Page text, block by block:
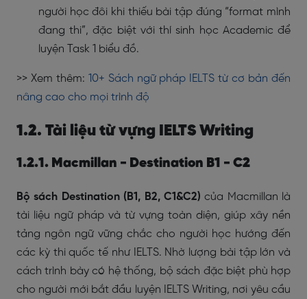
người học đôi khi thiếu bài tập đúng “format mình
đang thi”, đặc biệt với thí sinh học Academic để
luyện Task 1 biểu đồ.
>> Xem thêm: 10+ Sách ngữ pháp IELTS từ cơ bản đến
nâng cao cho mọi trình độ
1.2. Tài liệu từ vựng IELTS Writing
1.2.1. Macmillan - Destination B1 - C2
Bộ sách Destination (B1, B2, C1&C2) của Macmillan là
tài liệu ngữ pháp và từ vựng toàn diện, giúp xây nền
tảng ngôn ngữ vững chắc cho người học hướng đến
các kỳ thi quốc tế như IELTS. Nhờ lượng bài tập lớn và
cách trình bày có hệ thống, bộ sách đặc biệt phù hợp
cho người mới bắt đầu luyện IELTS Writing, nơi yêu cầu